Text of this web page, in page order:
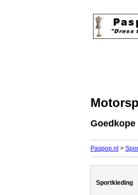
Paspop.nl >
Sportkleding